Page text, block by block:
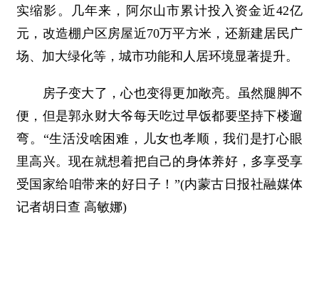
实缩影。几年来，阿尔山市累计投入资金近42亿
元，改造棚户区房屋近70万平方米，还新建居民广
场、加大绿化等，城市功能和人居环境显著提升。
房子变大了，心也变得更加敞亮。虽然腿脚不
便，但是郭永财大爷每天吃过早饭都要坚持下楼遛
弯。“生活没啥困难，儿女也孝顺，我们是打心眼
里高兴。现在就想着把自己的身体养好，多享受享
受国家给咱带来的好日子！”(内蒙古日报社融媒体
记者胡日查 高敏娜)